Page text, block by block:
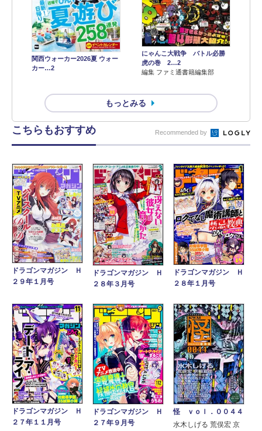
関西ウォーカー2026夏 ウォー
カー…2
にゃんこ大戦争 バトル必勝
虎の巻 2…2
編集 ファミ通書籍編集部
もっとみる
こちらもおすすめ Recommended by
ドラゴンマガジン Ｈ
２９年１月号
ドラゴンマガジン Ｈ
２８年３月号
ドラゴンマガジン Ｈ
２８年１月号
ドラゴンマガジン Ｈ
２７年１１月号
ドラゴンマガジン Ｈ
２７年９月号
怪 ｖｏｌ．００４４
水木しげる 荒俣宏 京